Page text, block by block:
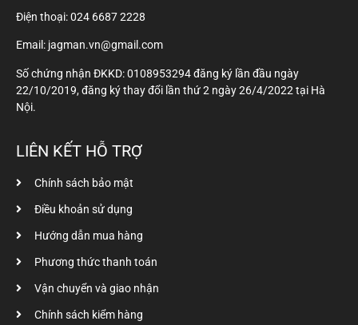
Điện thoại:024 6687 2228
Email: jagman.vn@gmail.com
Số chứng nhận ĐKKD: 0108953294 đăng ký lần đầu ngày
22/10/2019, đăng ký thay đổi lần thứ 2 ngày 26/4/2022 tại Hà
Nội.
LIÊN KẾT HỖ TRỢ
Chính sách bảo mật
Điều khoản sử dụng
Hướng dẫn mua hàng
Phương thức thanh toán
Vận chuyển và giao nhận
Chính sách kiểm hàng